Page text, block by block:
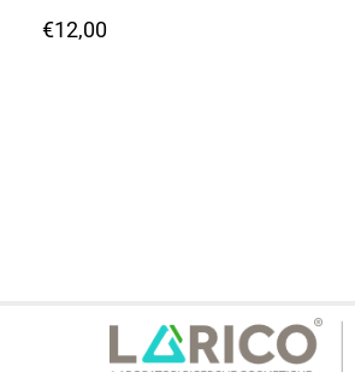
€12,00